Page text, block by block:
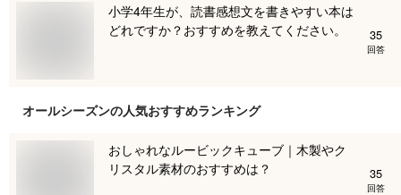
小学4年生が、読書感想文を書きやすい本は
どれですか？おすすめを教えてください。
35
回答
オールシーズンの人気おすすめランキング
おしゃれなルービックキューブ｜木製やク
リスタル素材のおすすめは？
35
回答